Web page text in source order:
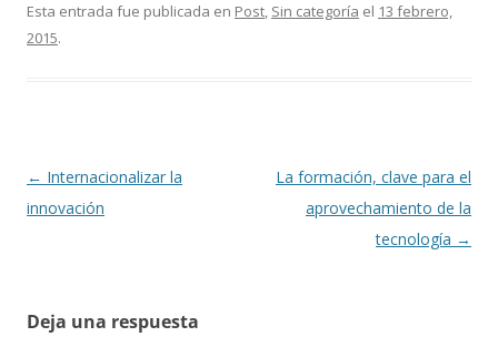
Esta entrada fue publicada en Post, Sin categoría el 13 febrero,
2015.
Navegación
de
← Internacionalizar la
innovación
La formación, clave para el
aprovechamiento de la
tecnología →
Deja una respuesta